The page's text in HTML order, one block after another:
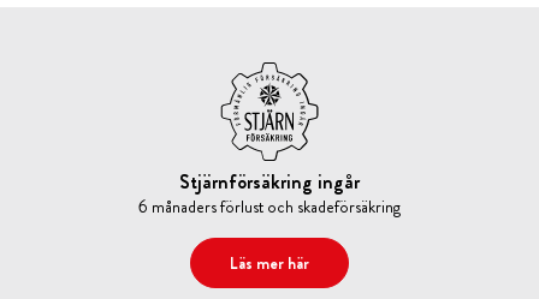
Stjärnförsäkring ingår
6 månaders förlust och skadeförsäkring
Läs mer här